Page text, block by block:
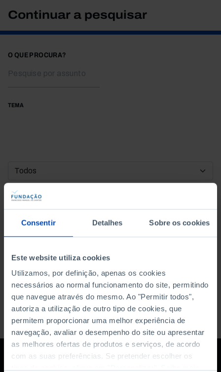
Consentir Detalhes Sobre os cookies
Este website utiliza cookies
Utilizamos, por definição, apenas os cookies
necessários ao normal funcionamento do site, permitindo
que navegue através do mesmo. Ao "Permitir todos",
autoriza a utilização de outro tipo de cookies, que
permitem proporcionar uma melhor experiência de
navegação, avaliar o desempenho do site ou apresentar
as melhores ofertas de produtos e serviços, de acordo
com as suas preferências. Se pretender escolher os
Continuar a pesquisar
O QUE PROCURA?
TEMA
DATA DE INÍCIO
DATA DE FIM